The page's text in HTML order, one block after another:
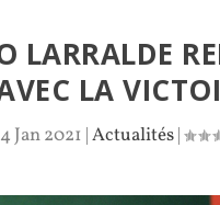
LARRALDE
LA
4 Jan 2021 |Actualités|